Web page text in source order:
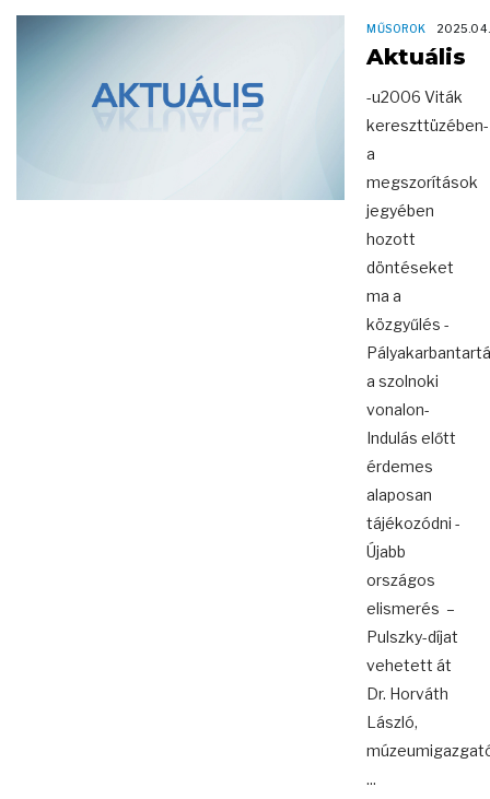
MŰSOROK
Aktuális
-u2006 Viták
kereszttüzében-
a
megszorítások
jegyében
hozott
döntéseket
ma a
közgyűlés -
a szolnoki
vonalon-
Indulás előtt
érdemes
alaposan
tájékozódni -
Újabb
országos
elismerés –
Pulszky-díjat
vehetett át
Dr. Horváth
László,
...